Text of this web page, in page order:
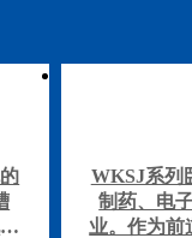
WKSJ系列
制药、电
业。作为前